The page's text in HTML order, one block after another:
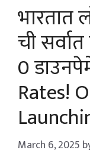
भारतात
ची
0
Rates!
March 6, 2025